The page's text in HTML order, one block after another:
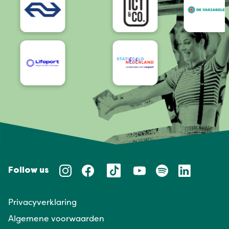
Follow us
Privacyverklaring
Algemene voorwaarden